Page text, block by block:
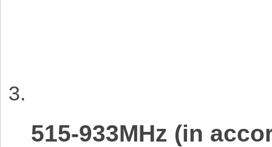
515-933MHz (in